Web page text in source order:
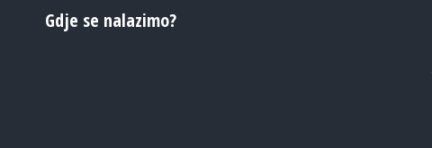
Gdje se nalazimo?